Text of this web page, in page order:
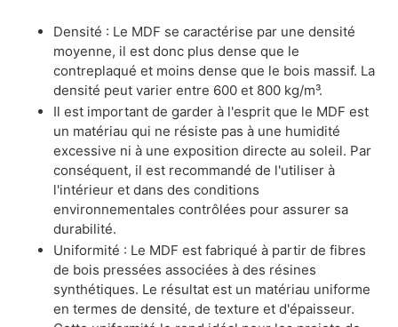
Densité : Le MDF se caractérise par une densité
moyenne, il est donc plus dense que le
contreplaqué et moins dense que le bois massif. La
densité peut varier entre 600 et 800 kg/m³.
Il est important de garder à l'esprit que le MDF est
un matériau qui ne résiste pas à une humidité
excessive ni à une exposition directe au soleil. Par
conséquent, il est recommandé de l'utiliser à
l'intérieur et dans des conditions
environnementales contrôlées pour assurer sa
durabilité.
Uniformité : Le MDF est fabriqué à partir de fibres
de bois pressées associées à des résines
synthétiques. Le résultat est un matériau uniforme
en termes de densité, de texture et d'épaisseur.